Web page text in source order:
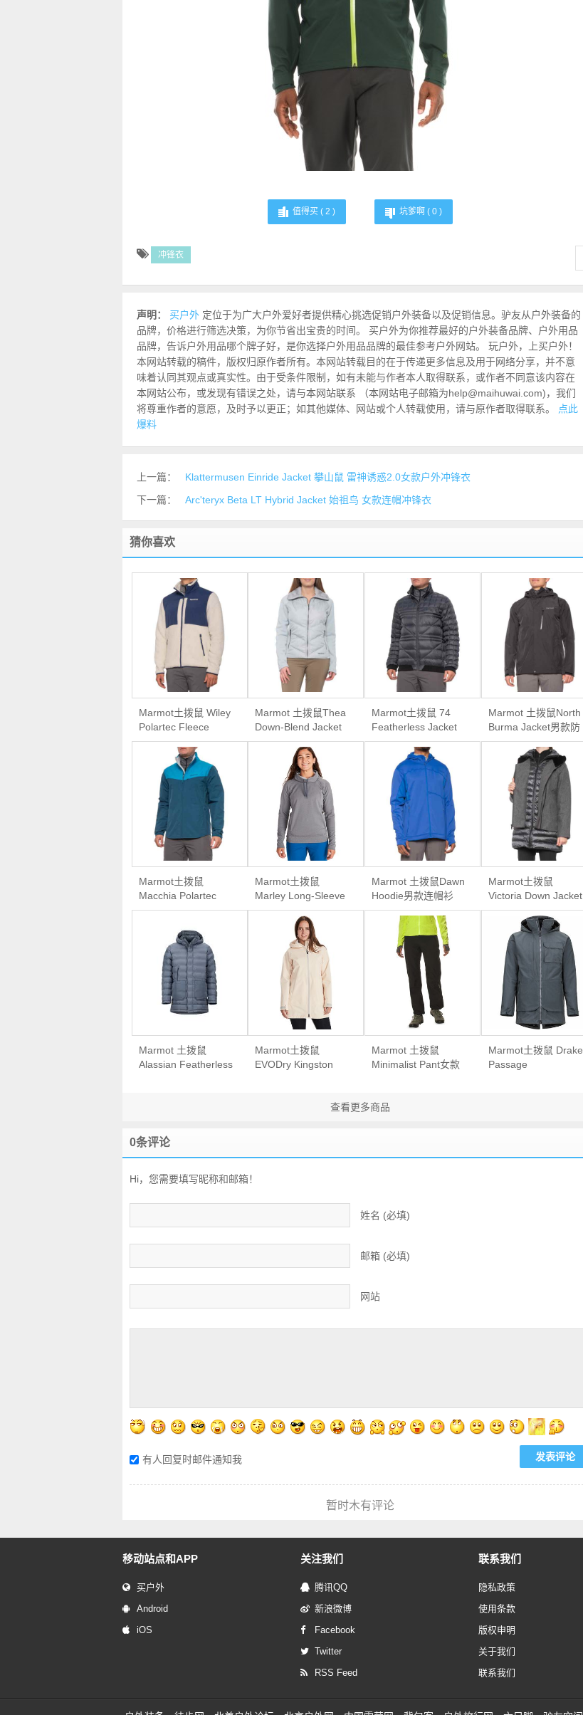
值得买 ( 2 ) 坑爹啊 ( 0 )
冲锋衣
声明： 买户外 定位于为广大户外爱好者提供精心挑选促销户外装备以及促销信息。驴友从户外装备的
品牌，价格进行筛选决策，为你节省出宝贵的时间。 买户外为你推荐最好的户外装备品牌、户外用品
品牌，告诉户外用品哪个牌子好，是你选择户外用品品牌的最佳参考户外网站。 玩户外，上买户外！
本网站转载的稿件，版权归原作者所有。本网站转载目的在于传递更多信息及用于网络分享，并不意
味着认同其观点或真实性。由于受条件限制，如有未能与作者本人取得联系，或作者不同意该内容在
本网站公布，或发现有错误之处，请与本网站联系 （本网站电子邮箱为help@maihuwai.com)，我们
将尊重作者的意愿，及时予以更正；如其他媒体、网站或个人转载使用，请与原作者取得联系。
点此
爆料
上一篇：
Klattermusen Einride Jacket 攀山鼠 雷神诱惑2.0女款户外冲锋衣
下一篇：
Arc'teryx Beta LT Hybrid Jacket 始祖鸟 女款连帽冲锋衣
猜你喜欢
Marmot土拨鼠 Wiley
Polartec Fleece
Jacket男款抓绒外套
Marmot 土拨鼠Thea
Down-Blend Jacket
女款700蓬羽绒服
Marmot土拨鼠 74
Featherless Jacket
男款无羽绒保暖外套
Marmot 土拨鼠North
Burma Jacket男款防
水冲锋衣夹克
Marmot土拨鼠
Macchia Polartec
Alpha Jacket男款轻
Marmot土拨鼠
Marley Long-Sleeve
Shirt女款连帽衫卫衣
Marmot 土拨鼠Dawn
Hoodie男款连帽衫
Marmot土拨鼠
Victoria Down Jacket
女款二合一羽绒服外
Marmot 土拨鼠
Alassian Featherless
Marmot土拨鼠
EVODry Kingston
Marmot 土拨鼠
Minimalist Pant女款
Marmot土拨鼠 Drake
Passage
查看更多商品
0条评论
Hi，您需要填写昵称和邮箱！
姓名 (必填)
邮箱 (必填)
网站
有人回复时邮件通知我
暂时木有评论
移动站点和APP
买户外
Android
iOS
关注我们
腾讯QQ
新浪微博
Facebook
Twitter
RSS Feed
联系我们
隐私政策
使用条款
版权申明
关于我们
联系我们